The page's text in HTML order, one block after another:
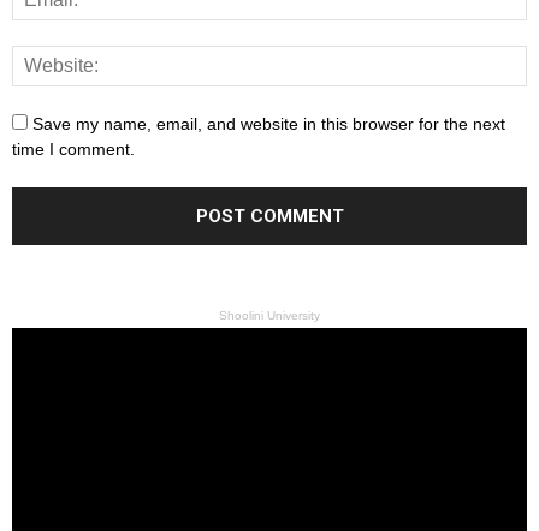
Save my name, email, and website in this browser for the next
time I comment.
Shoolini University